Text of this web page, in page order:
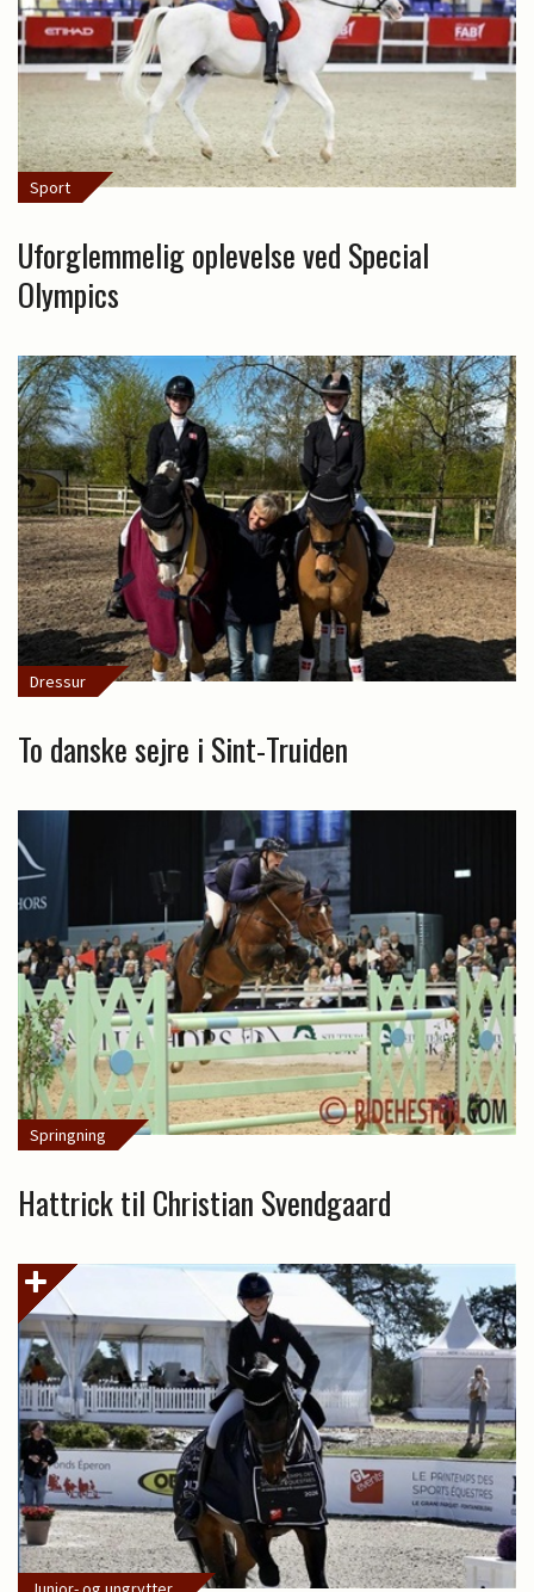
Sport
Uforglemmelig oplevelse ved Special
Olympics
Dressur
To danske sejre i Sint-Truiden
Springning
Hattrick til Christian Svendgaard